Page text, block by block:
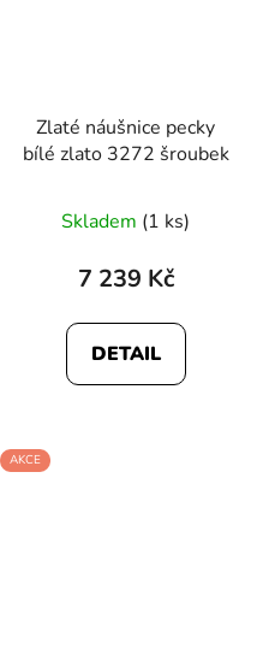
Zlaté náušnice pecky
bílé zlato 3272 šroubek
Skladem (1 ks)
7 239 Kč
DETAIL
AKCE